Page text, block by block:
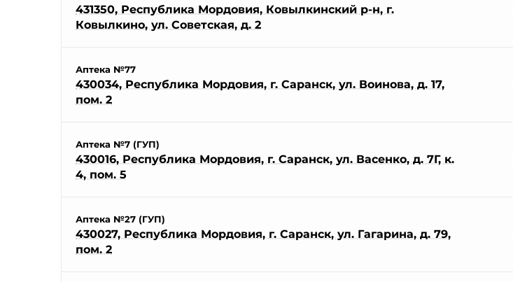
431350, Республика Мордовия, Ковылкинский р-н, г.
Ковылкино, ул. Советская, д. 2
Аптека №77
430034, Республика Мордовия, г. Саранск, ул. Воинова, д. 17,
пом. 2
Аптека №7 (ГУП)
430016, Республика Мордовия, г. Саранск, ул. Васенко, д. 7Г, к.
4, пом. 5
Аптека №27 (ГУП)
430027, Республика Мордовия, г. Саранск, ул. Гагарина, д. 79,
пом. 2